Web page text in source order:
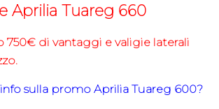
Aprilia Tuareg 660
750€ di vantaggi e valigie laterali
sulla promo Aprilia Tuareg 600?